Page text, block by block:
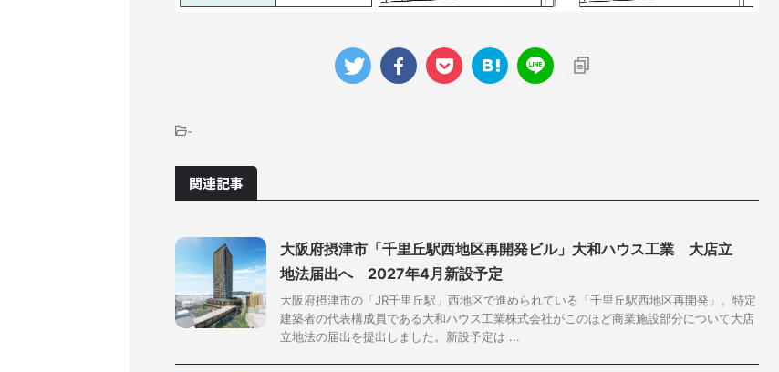
-
関連記事
大阪府摂津市「千里丘駅西地区再開発ビル」大和ハウス工業 大店立
地法届出へ 2027年4月新設予定
大阪府摂津市の「JR千里丘駅」西地区で進められている「千里丘駅西地区再開発」。特定
建築者の代表構成員である大和ハウス工業株式会社がこのほど商業施設部分について大店
立地法の届出を提出しました。新設予定は ...